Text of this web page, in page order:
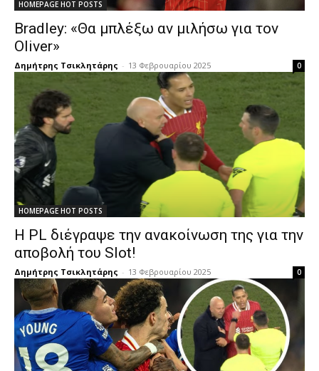
HOMEPAGE HOT POSTS
Bradley: «Θα μπλέξω αν μιλήσω για τον
Oliver»
Δημήτρης Τσικλητάρης - 13 Φεβρουαρίου 2025 0
HOMEPAGE HOT POSTS
Η PL διέγραψε την ανακοίνωση της για την
αποβολή του Slot!
Δημήτρης Τσικλητάρης - 13 Φεβρουαρίου 2025 0